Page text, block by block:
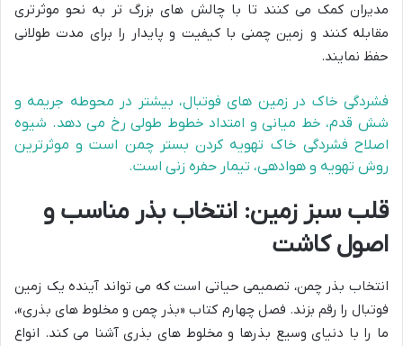
مدیران کمک می کنند تا با چالش های بزرگ تر به نحو موثرتری
مقابله کنند و زمین چمنی با کیفیت و پایدار را برای مدت طولانی
حفظ نمایند.
فشردگی خاک در زمین های فوتبال، بیشتر در محوطه جریمه و
شش قدم، خط میانی و امتداد خطوط طولی رخ می دهد. شیوه
اصلاح فشردگی خاک تهویه کردن بستر چمن است و موثرترین
روش تهویه و هوادهی، تیمار حفره زنی است.
قلب سبز زمین: انتخاب بذر مناسب و
اصول کاشت
انتخاب بذر چمن، تصمیمی حیاتی است که می تواند آینده یک زمین
فوتبال را رقم بزند. فصل چهارم کتاب «بذر چمن و مخلوط های بذری»،
ما را با دنیای وسیع بذرها و مخلوط های بذری آشنا می کند. انواع